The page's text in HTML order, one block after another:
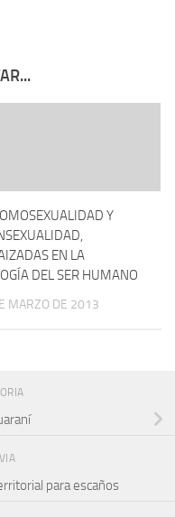
Y
EN LA
DEL SER HUMANO
MARZO DE 2013
para escaños